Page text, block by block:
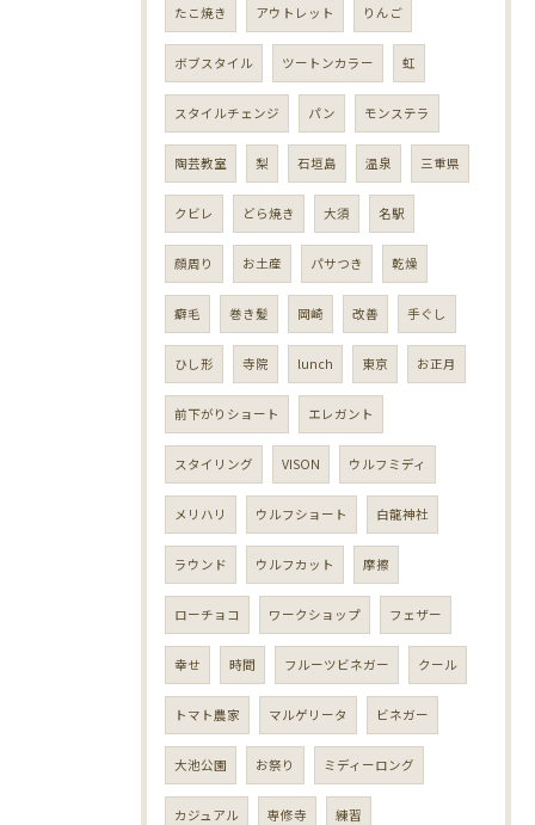
たこ焼き アウトレット りんご
ボブスタイル ツートンカラー 虹
スタイルチェンジ パン モンステラ
陶芸教室 梨 石垣島 温泉 三重県
クビレ どら焼き 大須 名駅
顔周り お土産 パサつき 乾燥
癖毛 巻き髪 岡崎 改善 手ぐし
ひし形 寺院 lunch 東京 お正月
前下がりショート エレガント
スタイリング VISON ウルフミディ
メリハリ ウルフショート 白龍神社
ラウンド ウルフカット 摩擦
ローチョコ ワークショップ フェザー
幸せ 時間 フルーツビネガー クール
トマト農家 マルゲリータ ビネガー
大池公園 お祭り ミディーロング
カジュアル 専修寺 練習